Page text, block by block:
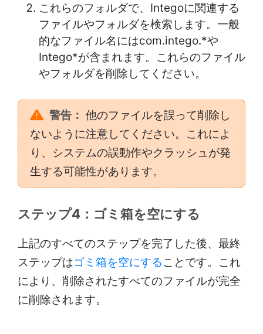
これらのフォルダで、Integoに関連する
ファイルやフォルダを検索します。一般
的なファイル名にはcom.intego.*や
Intego*が含まれます。これらのファイル
やフォルダを削除してください。
警告： 他のファイルを誤って削除し
ないように注意してください。これによ
り、システムの誤動作やクラッシュが発
生する可能性があります。
ステップ4：ゴミ箱を空にする
上記のすべてのステップを完了した後、最終
ステップはゴミ箱を空にすることです。これ
により、削除されたすべてのファイルが完全
に削除されます。